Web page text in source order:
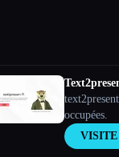
occupées.
VISITE